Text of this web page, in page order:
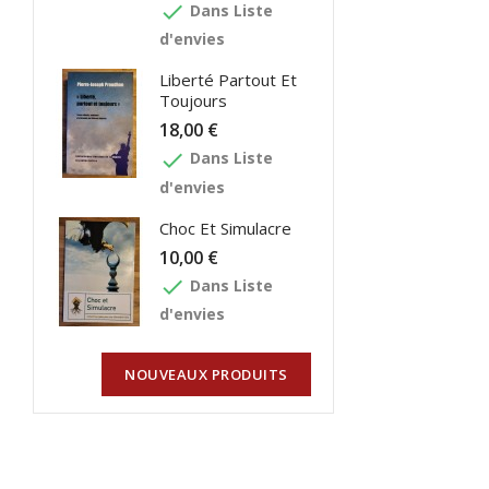
done Dans Liste
d'envies
Liberté Partout Et
Toujours
18,00 €
done Dans Liste
d'envies
Choc Et Simulacre
10,00 €
done Dans Liste
d'envies
NOUVEAUX PRODUITS